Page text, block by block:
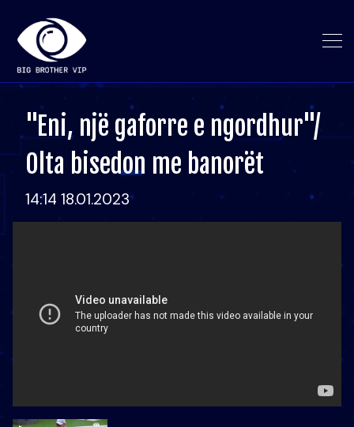
"Eni, një gaforre e ngordhur"/
Olta bisedon me banorët
14:14 18.01.2023